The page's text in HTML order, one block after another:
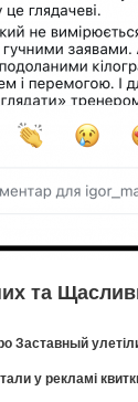
та
Заставный
у рекламі